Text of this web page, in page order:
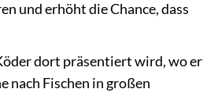
und erhöht die Chance, dass
dort präsentiert wird, wo er
nach Fischen in großen